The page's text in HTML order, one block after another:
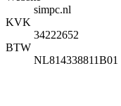
simpc.nl
KVK
34222652
BTW
NL814338811B01